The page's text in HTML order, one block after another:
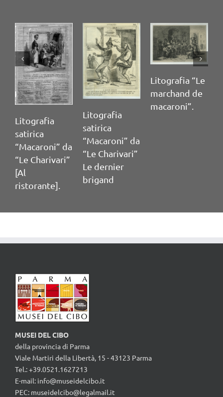
Litografia
satirica
“Macaroni” da
“Le Charivari”
[Al
ristorante].
Litografia
satirica
“Macaroni” da
“Le Charivari”
Le dernier
brigand
Litografia “Le
marchand de
macaroni”.
MUSEI DEL CIBO
della provincia di Parma
Viale Martiri della Libertà, 15 - 43123 Parma
Tel.: +39.0521.1627213
E-mail: info@museidelcibo.it
PEC: museidelcibo@legalmail.it